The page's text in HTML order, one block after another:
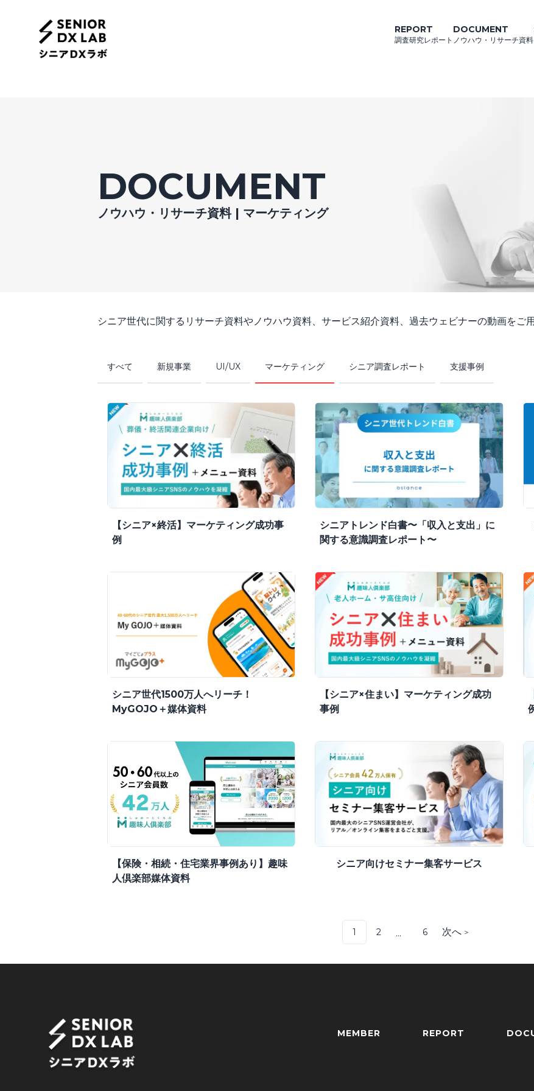
REPORT
調査研究レポート
DOCUMENT
ノウハウ・リサーチ資料
DOCUMENT
ノウハウ・リサーチ資料 | マーケティング
シニア世代に関するリサーチ資料やノウハウ資料、サービス紹介資料、過去ウェビナーの動画をご
すべて 新規事業 UI/UX マーケティング シニア調査レポート 支援事例
【シニア×終活】マーケティング成功事
例
シニアトレンド白書〜「収入と支出」に
関する意識調査レポート〜
シニア世代1500万人へリーチ！
MyGOJO＋媒体資料
【シニア×住まい】マーケティング成功
事例
【保険・相続・住宅業界事例あり】趣味
人倶楽部媒体資料
シニア向けセミナー集客サービス
1 2 ... More pages
6 次へ ＞
MEMBER REPORT